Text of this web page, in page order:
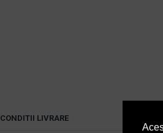
CONDITII LIVRARE